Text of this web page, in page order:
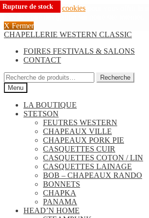
Nous utilisons des cookies pour vous offrir la
X Fermer
Aller
navigation
Aller
contenu
CHAPELLERIE WESTERN CLASSIC
FOIRES FESTIVALS & SALONS
CONTACT
Recherche
pour :
Recherche
Menu
LA BOUTIQUE
STETSON
FEUTRES WESTERN
CHAPEAUX VILLE
CHAPEAUX PORK PIE
CASQUETTES CUIR
CASQUETTES COTON / LIN
CASQUETTES LAINAGE
BOB – CHAPEAUX RANDO
BONNETS
CHAPKA
PANAMA
HEAD’N HOME
Rupture de stock
Rupture de stock
Rupture de stock
Rupture de stock
Rupture de stock
Rupture de stock
Rupture de stock
Rupture de stock
Rupture de stock
Rupture de stock
Rupture de stock
Rupture de stock